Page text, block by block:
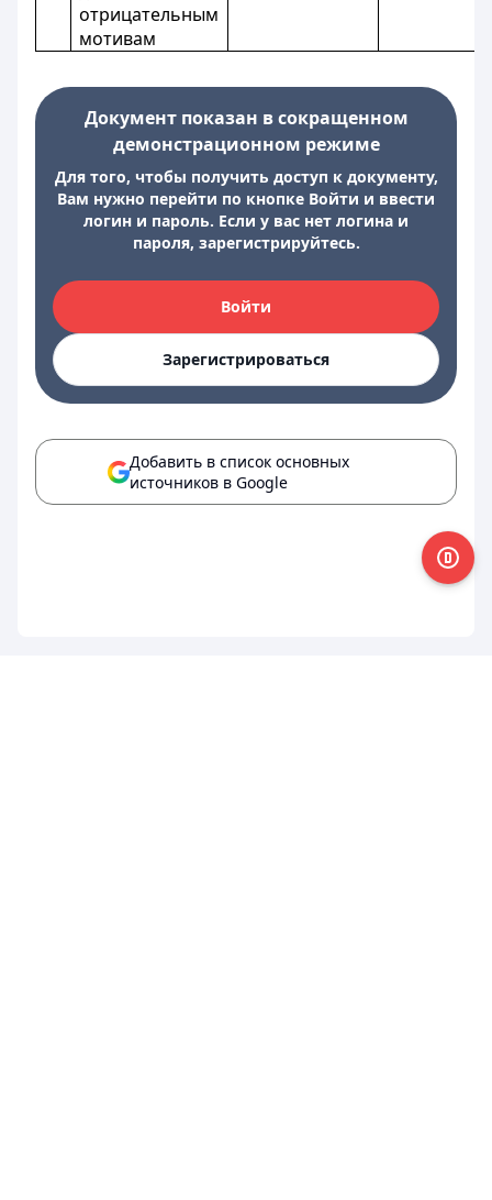
отрицательным
мотивам
Документ показан в сокращенном
демонстрационном режиме
Для того, чтобы получить доступ к документу,
Вам нужно перейти по кнопке Войти и ввести
логин и пароль. Если у вас нет логина и
пароля, зарегистрируйтесь.
Войти
Зарегистрироваться
Добавить в список основных
источников в Google